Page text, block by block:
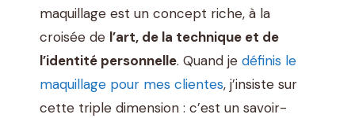
maquillage est un concept riche, à la
croisée de l’art, de la technique et de
l’identité personnelle. Quand je définis le
maquillage pour mes clientes, j’insiste sur
cette triple dimension : c’est un savoir-